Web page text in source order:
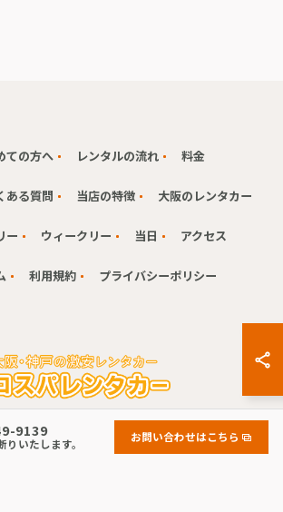
9139
いたします。
お問い合わせはこちら
ての方へ レンタルの流れ 料金
ある質問 当店の特徴 大阪のレンタカー
ー ウィークリー 当日 アクセス
利用規約 プライバシーポリシー
タカーならコスパレンタカー ALL RIGHTS RESERVED.